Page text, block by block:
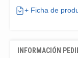
+ Ficha de
INFORMACIÓN